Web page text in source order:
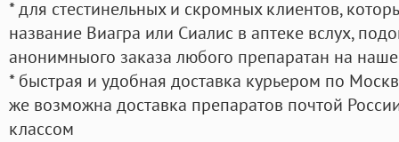
* для стестинельных и скромных клиентов,
название Виагра или Сиалис в аптеке вслух,
анонимныого заказа любого препаратан на
* быстрая и удобная доставка курьером по
же возможна доставка препаратов почтой
классом